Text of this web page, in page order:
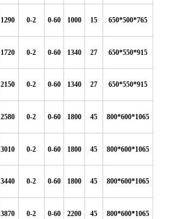
1290 0-2 0-60 1000 15 650*500*765
1720 0-2 0-60 1340 27 650*550*915
2150 0-2 0-60 1340 27 650*550*915
2580 0-2 0-60 1800 45 800*600*1065
3010 0-2 0-60 1800 45 800*600*1065
3440 0-2 0-60 1800 45 800*600*1065
3870 0-2 0-60 2200 45 800*600*1065